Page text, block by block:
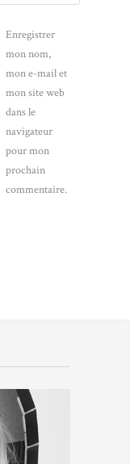
Enregistrer
mon nom,
mon e-mail et
mon site web
dans le
navigateur
pour mon
prochain
commentaire.